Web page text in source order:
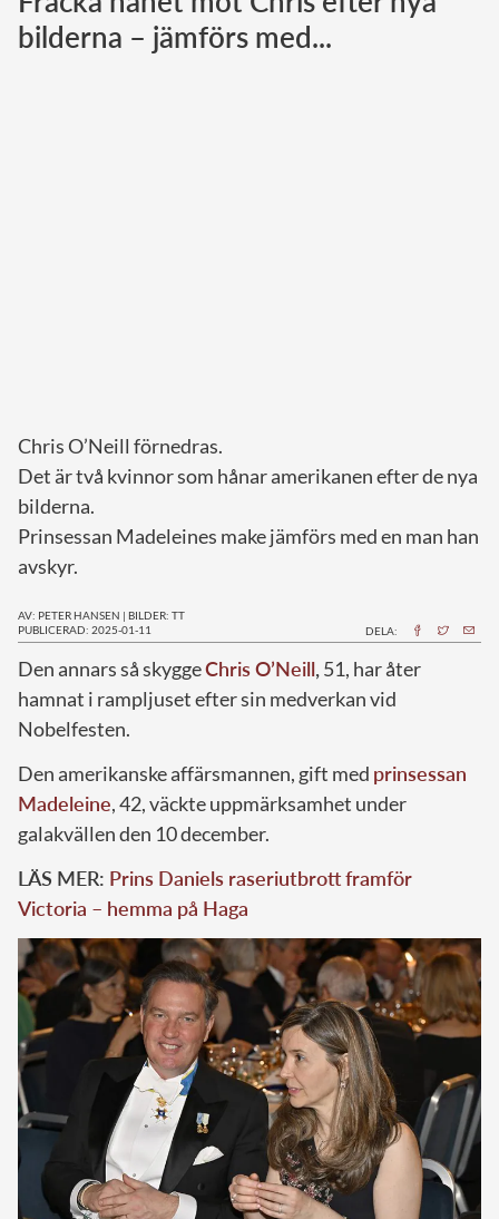
Norska kungahuset
bilderna – jämförs med...
Chris O’Neill förnedras.
Det är två kvinnor som hånar amerikanen efter de nya
bilderna.
Prinsessan Madeleines make jämförs med en man han
avskyr.
AV: PETER HANSEN | BILDER: TT
PUBLICERAD: 2025-01-11
DELA:
Den annars så skyggeChris O’Neill, 51, har åter
hamnat i rampljuset efter sin medverkan vid
Nobelfesten.
Den amerikanske affärsmannen, gift med prinsessan
Madeleine, 42, väckte uppmärksamhet under
galakvällen den 10 december.
LÄS MER: Prins Daniels raseriutbrott framför
Victoria – hemma på Haga